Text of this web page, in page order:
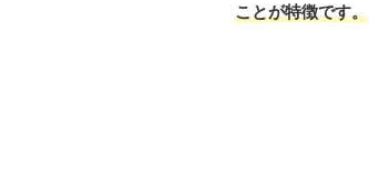
ことが特徴です。